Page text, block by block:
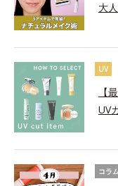
大
UV
【
UV
コラ